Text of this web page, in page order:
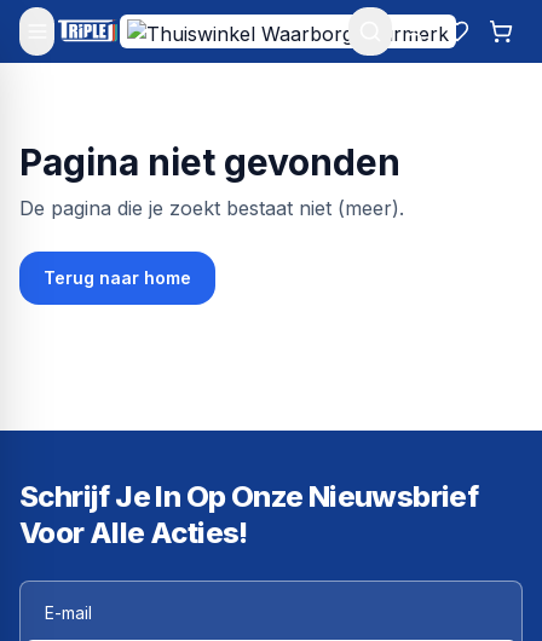
Mijn account
Pagina niet gevonden
De pagina die je zoekt bestaat niet (meer).
Terug naar home
Schrijf Je In Op Onze Nieuwsbrief
Voor Alle Acties!